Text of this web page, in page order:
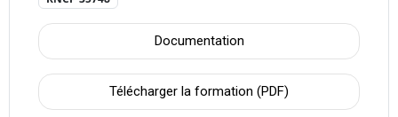
Documentation
Télécharger la formation (PDF)